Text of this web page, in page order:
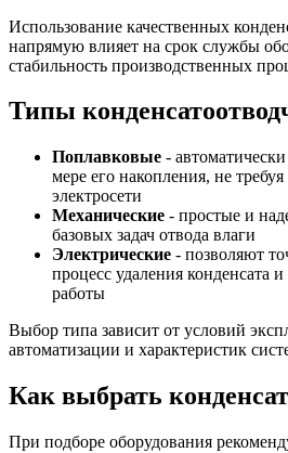
Использование качественных
напрямую влияет на срок службы
стабильность производственных
Типы
Поплавковые -
мере его накопления, не
электросети
Механические - простые и
базовых задач отвода влаги
Электрические - позволяют
процесс удаления конденсата
работы
Выбор типа зависит от условий
автоматизации и характеристик
Как выбрать
При подборе оборудования